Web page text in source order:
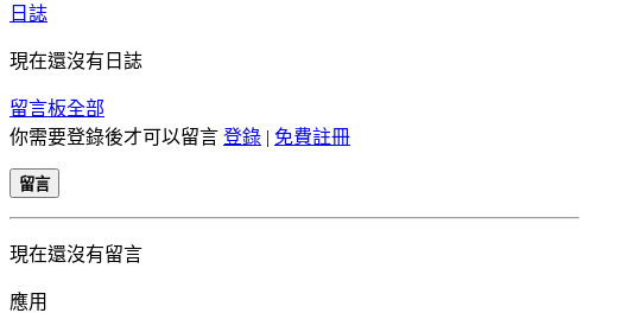
日誌
現在還沒有日誌
留言板全部
你需要登錄後才可以留言 登錄 | 免費註冊
留言
現在還沒有留言
應用